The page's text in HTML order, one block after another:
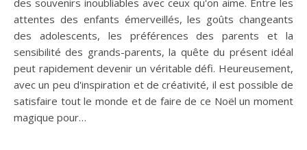
des souvenirs inoubliables avec ceux qu'on aime. Entre les
attentes des enfants émerveillés, les goûts changeants
des adolescents, les préférences des parents et la
sensibilité des grands-parents, la quête du présent idéal
peut rapidement devenir un véritable défi. Heureusement,
avec un peu d'inspiration et de créativité, il est possible de
satisfaire tout le monde et de faire de ce Noël un moment
magique pour…